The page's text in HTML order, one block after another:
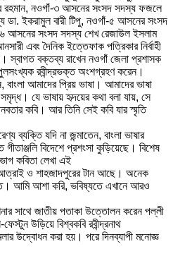
নওগাঁ-৩ আসনের সংসদ সদস্য ফজলে
ইকরামুল বারী টিপু, নওগাঁ-৫ আসনের সংসদ
আসনের সংসদ সদস্য শেখ রেজাউল ইসলাম
এবং দৈনিক ইত্তেফাক পত্রিকার নির্বাহী
স্বাগত বক্তব্য রাখেন নওগাঁ জেলা প্রশাসক
রবীন্দ্রভক্ত অংশগ্রহণ করেন।
বাংলা আমাদের প্রিয় ভাষা। আমাদের ভাষা
সমৃদ্ধ। যে ভাষায় হৃদয়ের কথা বলা যায়, সে
কবি। আর তিনি সেই কবি যার স্মৃতি
ব্যক্তি যদি না জন্মাতেন, বাংলা ভাষার
বিদেশে প্রশংসা কুড়িয়েছে। বিশেষ
কবিতা লেখা এই
ও শাহজাদপুরের টান আছে। অনেক
আমি আশা করি, ভবিষ্যতে এখানে আরও
সাথে জাতীয় পতাকা উত্তোলন করেন পল্লী
উড়িয়ে বিশ্বকবি রবীন্দ্রনাথ
উদ্বোধন করা হয়। পরে দিনব্যাপী মনোজ্ঞ